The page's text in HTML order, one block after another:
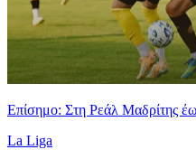
Επίσημο: Στη Ρεάλ Μαδρίτης
La Liga